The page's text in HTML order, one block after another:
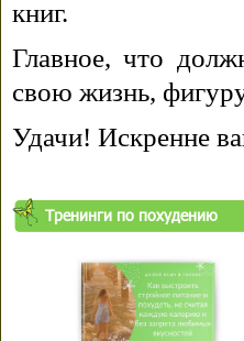
книг.
Главное, что
свою жизнь,
Удачи! Искренне
Тренинги по похудению